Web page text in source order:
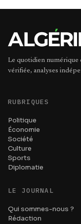
Le quotidien
vérifiée, analyses
RUBRIQUES
Politique
Économie
Société
Culture
Sports
Diplomatie
LE JOURNAL
Qui sommes-nous ?
Rédaction